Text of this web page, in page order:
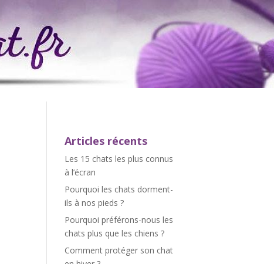
Articles récents
Les 15 chats les plus connus
à l’écran
Pourquoi les chats dorment-
ils à nos pieds ?
Pourquoi préférons-nous les
chats plus que les chiens ?
Comment protéger son chat